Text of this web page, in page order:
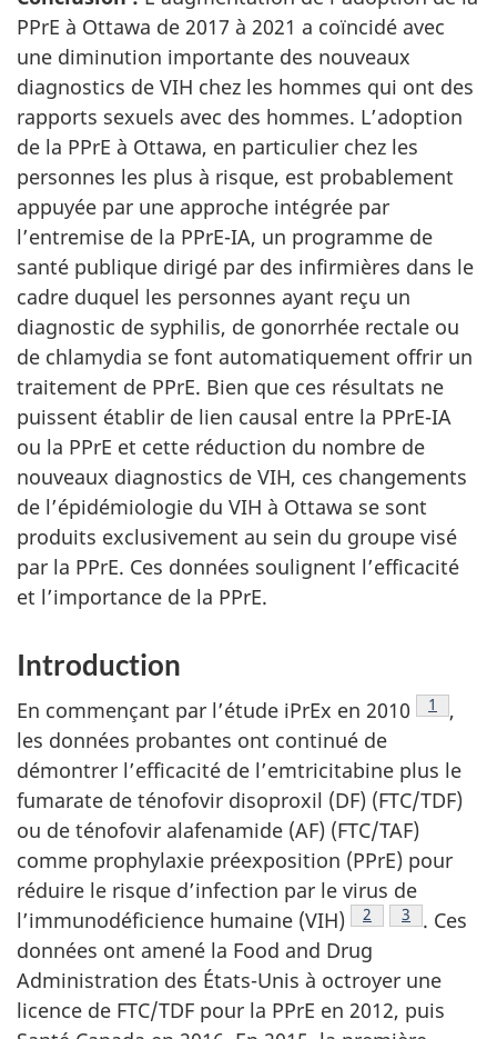
PPrE à Ottawa de 2017 à 2021 a coïncidé avec
une diminution importante des nouveaux
diagnostics de VIH chez les hommes qui ont des
rapports sexuels avec des hommes. L’adoption
de la PPrE à Ottawa, en particulier chez les
personnes les plus à risque, est probablement
appuyée par une approche intégrée par
l’entremise de la PPrE-IA, un programme de
santé publique dirigé par des infirmières dans le
cadre duquel les personnes ayant reçu un
diagnostic de syphilis, de gonorrhée rectale ou
de chlamydia se font automatiquement offrir un
traitement de PPrE. Bien que ces résultats ne
puissent établir de lien causal entre la PPrE-IA
ou la PPrE et cette réduction du nombre de
nouveaux diagnostics de VIH, ces changements
de l’épidémiologie du VIH à Ottawa se sont
produits exclusivement au sein du groupe visé
par la PPrE. Ces données soulignent l’efficacité
et l’importance de la PPrE.
Introduction
En commençant par l’étude iPrEx en 2010 Note de
1
,
les données probantes ont continué de
démontrer l’efficacité de l’emtricitabine plus le
fumarate de ténofovir disoproxil (DF) (FTC/TDF)
ou de ténofovir alafenamide (AF) (FTC/TAF)
comme prophylaxie préexposition (PPrE) pour
réduire le risque d’infection par le virus de
l’immunodéficience humaine (VIH)
Note de bas de
2 Note de bas
3
. Ces
données ont amené la Food and Drug
Administration des États-Unis à octroyer une
licence de FTC/TDF pour la PPrE en 2012, puis